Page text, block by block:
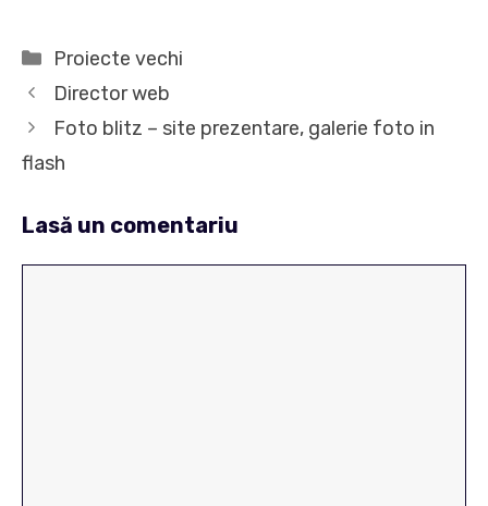
Categorii
Proiecte vechi
Director web
Foto blitz – site prezentare, galerie foto in
flash
Lasă un comentariu